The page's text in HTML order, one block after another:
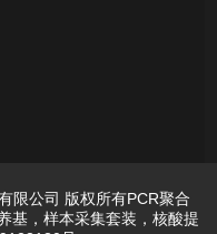
限公司 版权所有PCR聚合
基，样本采集套装，核酸提